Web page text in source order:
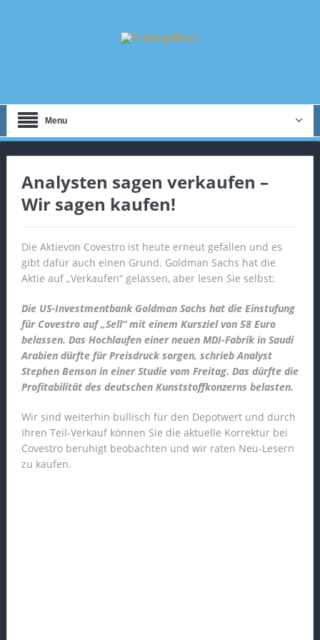
Menu
Analysten sagen verkaufen –
Wir sagen kaufen!
Die Aktievon Covestro ist heute erneut gefallen und es
gibt dafür auch einen Grund. Goldman Sachs hat die
Aktie auf „Verkaufen“ gelassen, aber lesen Sie selbst:
Die US-Investmentbank Goldman Sachs hat die Einstufung
für Covestro auf „Sell“ mit einem Kursziel von 58 Euro
belassen. Das Hochlaufen einer neuen MDI-Fabrik in Saudi
Arabien dürfte für Preisdruck sorgen, schrieb Analyst
Stephen Benson in einer Studie vom Freitag. Das dürfte die
Profitabilität des deutschen Kunststoffkonzerns belasten.
Wir sind weiterhin bullisch für den Depotwert und durch
Ihren Teil-Verkauf können Sie die aktuelle Korrektur bei
Covestro beruhigt beobachten und wir raten Neu-Lesern
zu kaufen.